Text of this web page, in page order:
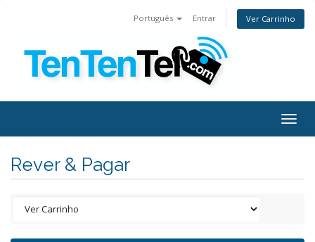
Português Entrar Ver Carrinho
Rever & Pagar